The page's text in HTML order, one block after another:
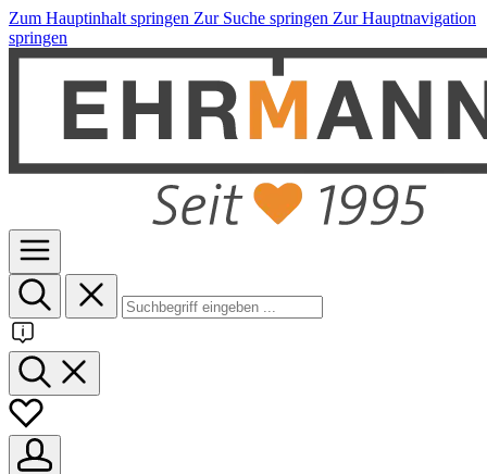
Zum Hauptinhalt springen Zur Suche springen Zur Hauptnavigation
springen